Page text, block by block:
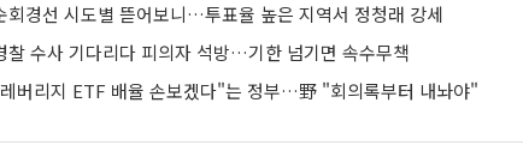
회경선 시도별 뜯어보니…투표율 높은 지역서 정청래 강세
찰 수사 기다리다 피의자 석방…기한 넘기면 속수무책
버리지 ETF 배율 손보겠다"는 정부…野 "회의록부터 내놔야"